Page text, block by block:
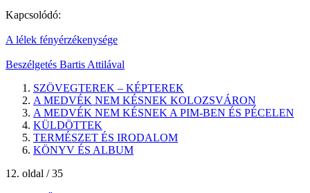
Kapcsolódó:
A lélek fényérzékenysége
Beszélgetés Bartis Attilával
SZÖVEGTEREK – KÉPTEREK
A MEDVÉK NEM KÉSNEK KOLOZSVÁRON
A MEDVÉK NEM KÉSNEK A PIM-BEN ÉS PÉCELEN
KÜLDÖTTEK
TERMÉSZET ÉS IRODALOM
KÖNYV ÉS ALBUM
12. oldal / 35